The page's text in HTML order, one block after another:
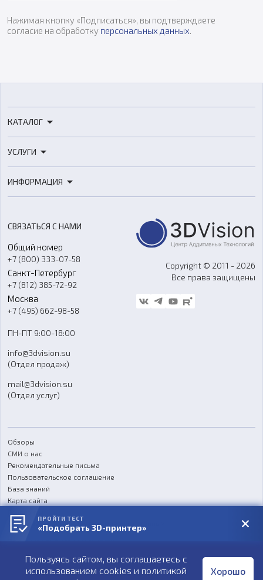
Нажимая кнопку «Подписаться», вы подтверждаете
согласие на обработку персональных данных
КАТАЛОГ
3D-сканеры
Расходные материалы
Оборудование и материалы для вакуумного литья
Аксессуары и прочее оборудование
Программное обеспечение
УСЛУГИ
3D-моделирование
Ремонт и услуги
ИНФОРМАЦИЯ
О компании
Контакты
Гос. закупки
Стать дилером
Блог
FAQ
СВЯЗАТЬСЯ С НАМИ
Общий номер
+7 (800) 333-07-58
Санкт-Петербург
+7 (812) 385-72-92
Москва
+7 (495) 662-98-58
ПН-ПТ 9:00-18:00
info@3dvision.su
(Отдел продаж)
mail@3dvision.su
(Отдел услуг)
Copyright © 2011 - 2026
Все права защищены
Обзоры
СМИ о нас
Рекомендательные письма
Пользовательское соглашение
База знаний
Карта сайта
Согласие на обработку персональных данных
Публичная оферта
Пользуясь сайтом, вы соглашаетесь с
использованием cookies и политикой
Хорошо
ПРОЙТИ ТЕСТ
«Подобрать 3D-принтер»